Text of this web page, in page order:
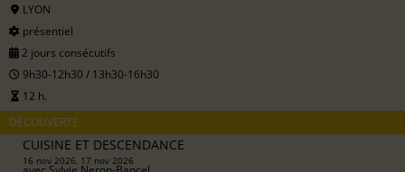
LYON
présentiel
2 jours consécutifs
9h30-12h30 / 13h30-16h30
12 h.
DÉCOUVERTE
CUISINE ET DESCENDANCE
16 nov 2026, 17 nov 2026